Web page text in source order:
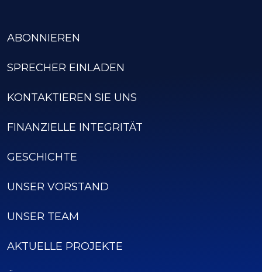
ABONNIEREN
SPRECHER EINLADEN
KONTAKTIEREN SIE UNS
FINANZIELLE INTEGRITÄT
GESCHICHTE
UNSER VORSTAND
UNSER TEAM
AKTUELLE PROJEKTE